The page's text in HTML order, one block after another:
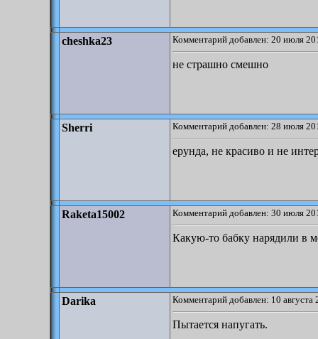
cheshka23 Комментарий добавлен: 20 июля
не страшно смешно
Sherri Комментарий добавлен: 28 июля
ерунда, не красиво и не
Raketa15002 Комментарий добавлен: 30 июля
Какую-то бабку нарядили в
Darika Комментарий добавлен: 10 августа
Пытается напугать.